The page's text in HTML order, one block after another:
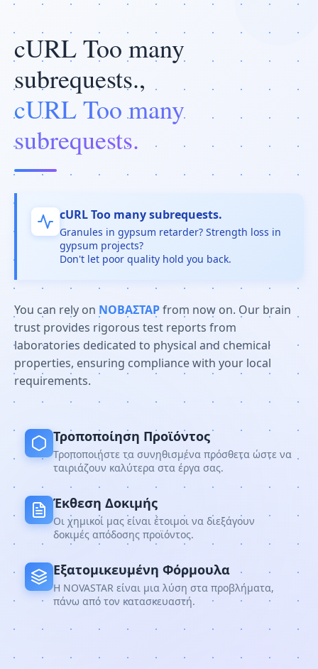
cURL Too many
subrequests.,
cURL Too many
subrequests.
cURL Too many subrequests.
Granules in gypsum retarder? Strength loss in
gypsum projects?
Don't let poor quality hold you back.
You can rely on ΝΟΒΑΣΤΑΡfrom now on. Our brain
trust provides rigorous test reports from
laboratories dedicated to physical and chemical
properties, ensuring compliance with your local
requirements.
Τροποποίηση Προϊόντος
Τροποποιήστε τα συνηθισμένα πρόσθετα ώστε να
ταιριάζουν καλύτερα στα έργα σας.
Έκθεση Δοκιμής
Οι χημικοί μας είναι έτοιμοι να διεξάγουν
δοκιμές απόδοσης προϊόντος.
Εξατομικευμένη Φόρμουλα
Η NOVASTAR είναι μια λύση στα προβλήματα,
πάνω από τον κατασκευαστή.